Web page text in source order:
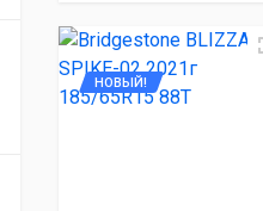
НОВЫЙ!